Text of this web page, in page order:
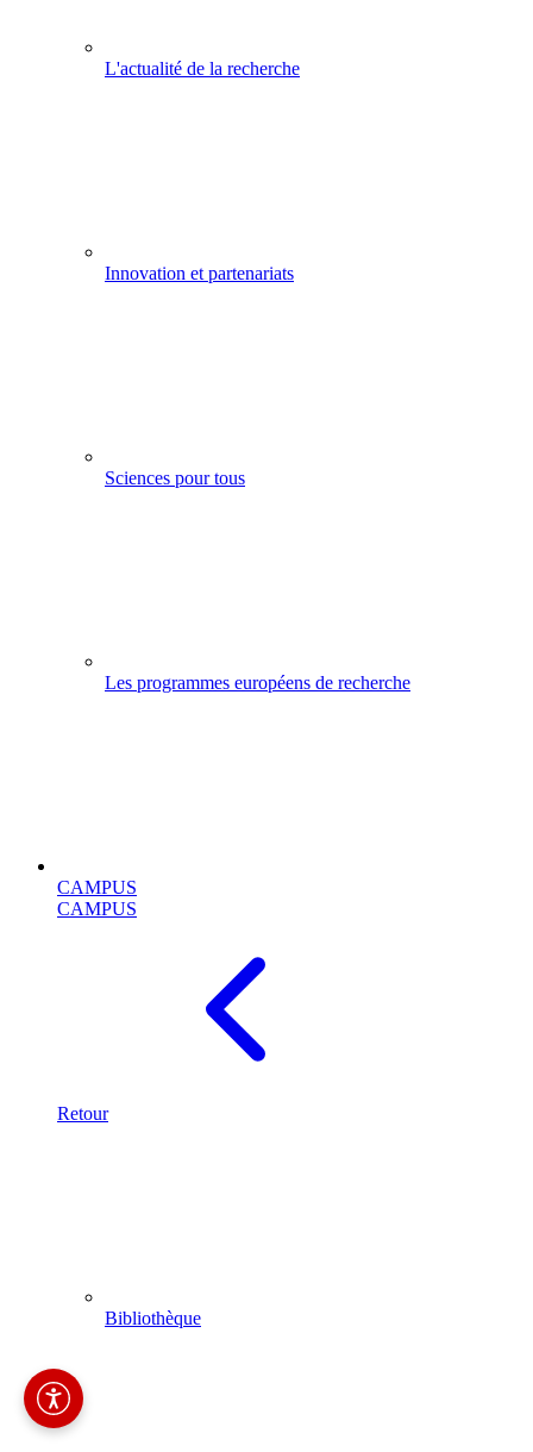
L'actualité de la recherche
Innovation et partenariats
Sciences pour tous
Les programmes européens de recherche
CAMPUS
CAMPUS
Retour
Bibliothèque